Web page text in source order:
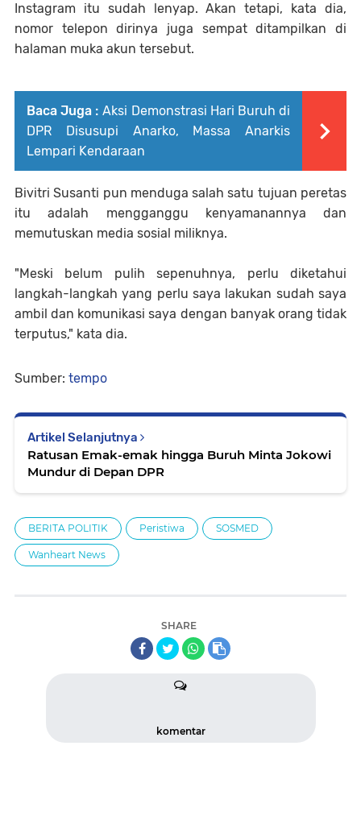
Instagram itu sudah lenyap. Akan tetapi, kata dia,
nomor telepon dirinya juga sempat ditampilkan di
halaman muka akun tersebut.
Baca Juga : Aksi Demonstrasi Hari Buruh di
DPR Disusupi Anarko, Massa Anarkis
Lempari Kendaraan
Bivitri Susanti pun menduga salah satu tujuan peretas
itu adalah mengganggu kenyamanannya dan
memutuskan media sosial miliknya.
"Meski belum pulih sepenuhnya, perlu diketahui
langkah-langkah yang perlu saya lakukan sudah saya
ambil dan komunikasi saya dengan banyak orang tidak
terputus," kata dia.
Sumber: tempo
Artikel Selanjutnya
Ratusan Emak-emak hingga Buruh Minta Jokowi
Mundur di Depan DPR
BERITA POLITIK Peristiwa SOSMED
Wanheart News
SHARE
komentar